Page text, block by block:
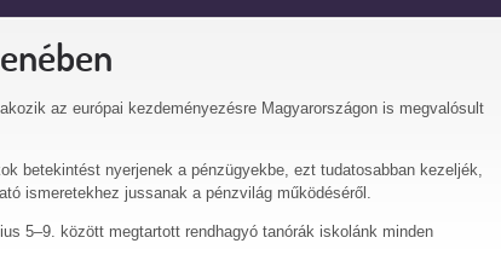
az európai kezdeményezésre Magyarországon is megvalósult
betekintést nyerjenek a pénzügyekbe, ezt tudatosabban kezeljék,
ismeretekhez jussanak a pénzvilág működéséről.
5–9. között megtartott rendhagyó tanórák iskolánk minden